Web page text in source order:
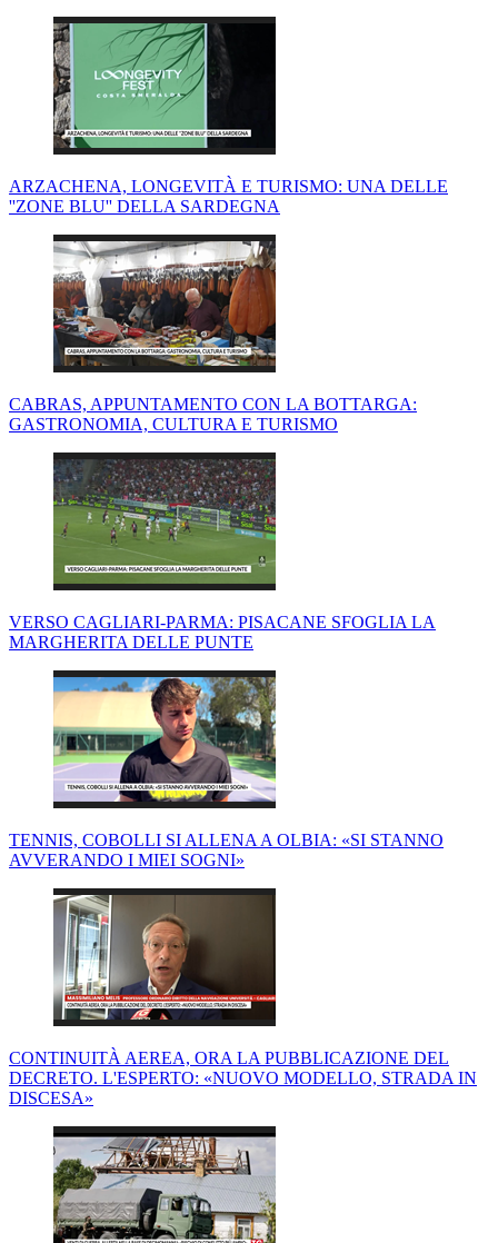
ARZACHENA, LONGEVITÀ E TURISMO: UNA DELLE
''ZONE BLU'' DELLA SARDEGNA
CABRAS, APPUNTAMENTO CON LA BOTTARGA:
GASTRONOMIA, CULTURA E TURISMO
VERSO CAGLIARI-PARMA: PISACANE SFOGLIA LA
MARGHERITA DELLE PUNTE
TENNIS, COBOLLI SI ALLENA A OLBIA: «SI STANNO
AVVERANDO I MIEI SOGNI»
CONTINUITÀ AEREA, ORA LA PUBBLICAZIONE DEL
DECRETO. L'ESPERTO: «NUOVO MODELLO, STRADA IN
DISCESA»